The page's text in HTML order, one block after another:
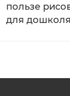
пользе
для